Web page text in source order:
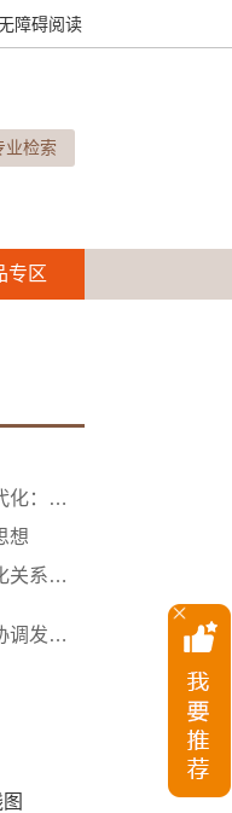
障碍阅读
业检索
专区
问题
想
思想
理论